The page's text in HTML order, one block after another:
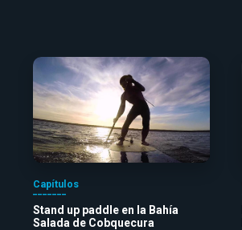
Capítulos
Stand up paddle en la Bahía
Salada de Cobquecura